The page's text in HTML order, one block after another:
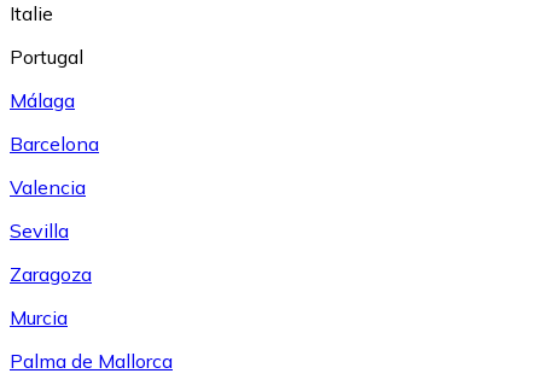
Italie
Portugal
Málaga
Barcelona
Valencia
Sevilla
Zaragoza
Murcia
Palma de Mallorca